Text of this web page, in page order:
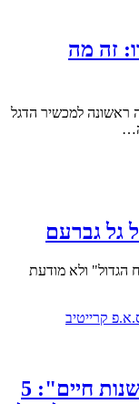
האייפון 12 פרו: זה מה
ראשונה למכשיר הדגל
גל גברעם
"האח הגדול" ולא מודעת
"בעזרת טכנולוגיה אפשר לשנות חיים": 5